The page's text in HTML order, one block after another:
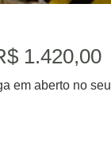
1.420,00
em aberto no seu